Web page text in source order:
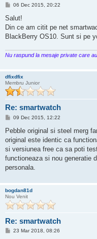
M
s
j
06 Dec 2015, 20:22
Salut!
Din ce am citit pe net
BlackBerry OS10. Sunt si pe
Nu raspund la mesaje private care
dfixdfix
Membru Junior
Re: smartwatch
M
s
j
09 Dec 2015, 12:22
Pebble original si steel merg
original este identic ca
si versiunea free ca sa poti
functioneaza si nou generatie
personala.
bogdan81d
Nou Venit
Re: smartwatch
M23 Mar 2018, 08:26